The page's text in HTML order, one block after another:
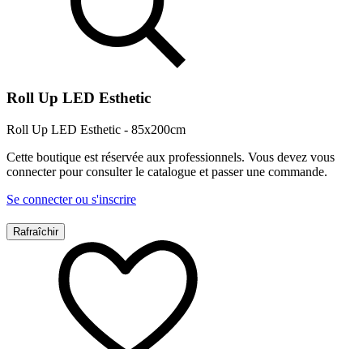
Roll Up LED Esthetic
Roll Up LED Esthetic - 85x200cm
Cette boutique est réservée aux professionnels. Vous devez vous
connecter pour consulter le catalogue et passer une commande.
Se connecter ou s'inscrire